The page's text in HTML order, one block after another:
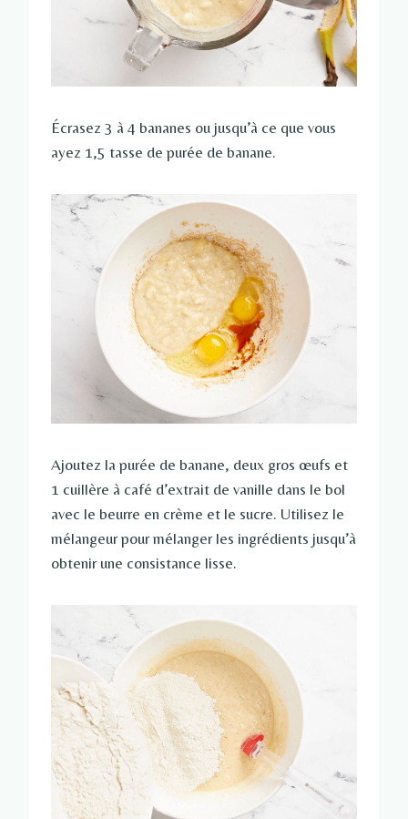
Écrasez 3 à 4 bananes ou jusqu’à ce que vous
ayez 1,5 tasse de purée de banane.
Ajoutez la purée de banane, deux gros œufs et
1 cuillère à café d’extrait de vanille dans le bol
avec le beurre en crème et le sucre. Utilisez le
mélangeur pour mélanger les ingrédients jusqu’à
obtenir une consistance lisse.